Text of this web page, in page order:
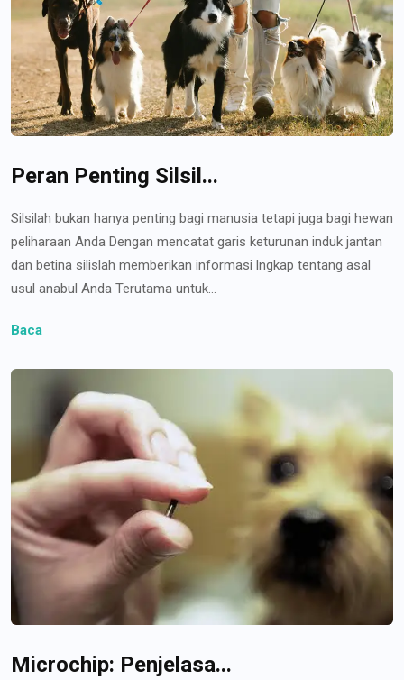
Peran Penting Silsil...
Silsilah bukan hanya penting bagi manusia tetapi juga bagi hewan
peliharaan Anda Dengan mencatat garis keturunan induk jantan
dan betina silislah memberikan informasi lngkap tentang asal
usul anabul Anda Terutama untuk...
Baca
Microchip: Penjelasa...